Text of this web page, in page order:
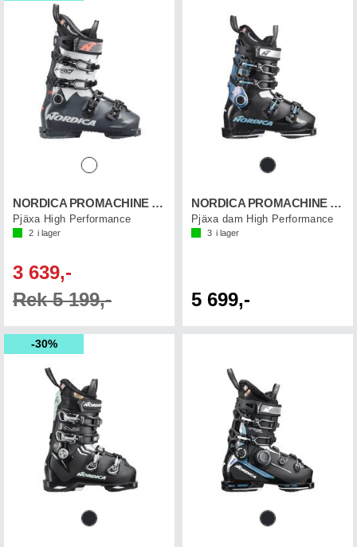
NORDICA PROMACHINE 100 GW
Pjäxa High Performance
2 i lager
3 639,-
Rek 5 199,-
NORDICA PROMACHINE 95 W GW
Pjäxa dam High Performance
3 i lager
5 699,-
30%